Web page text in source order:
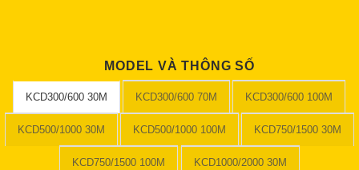
MODEL VÀ THÔNG SỐ
KCD300/600 30M KCD300/600 70M KCD300/600 100M
KCD500/1000 30M KCD500/1000 100M KCD750/1500 30M
KCD750/1500 100M KCD1000/2000 30M